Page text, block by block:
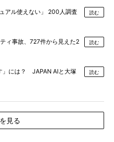
アル使えない」 200人調査
読む
ィ事故、727件から見えた2
読む
」には？ JAPAN AIと大塚
読む
見る